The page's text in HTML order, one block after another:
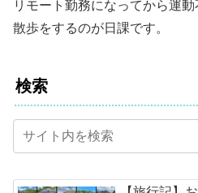
リモート勤務になってから運
散歩をするのが日課です。
検索